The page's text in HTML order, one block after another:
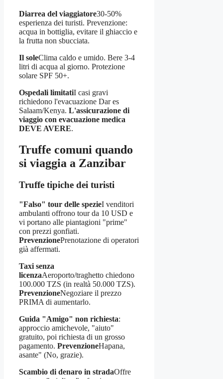
Diarrea del viaggiatore30-50%
esperienza dei turisti. Prevenzione:
acqua in bottiglia, evitare il ghiaccio e
la frutta non sbucciata.
Il soleClima caldo e umido. Bere 3-4
litri di acqua al giorno. Protezione
solare SPF 50+.
Ospedali limitatiI casi gravi
richiedono l'evacuazione Dar es
Salaam/Kenya. L'assicurazione di
viaggio con evacuazione medica
DEVE AVERE.
Truffe comuni quando
si viaggia a Zanzibar
Truffe tipiche dei turisti
"Falso" tour delle spezieI venditori
ambulanti offrono tour da 10 USD e
vi portano alle piantagioni "prime"
con prezzi gonfiati.
PrevenzionePrenotazione di operatori
già affermati.
Taxi senza
licenzaAeroporto/traghetto chiedono
100.000 TZS (in realtà 50.000 TZS).
PrevenzioneNegoziare il prezzo
PRIMA di aumentarlo.
Guida "Amigo" non richiesta:
approccio amichevole, "aiuto"
gratuito, poi richiesta di un grosso
pagamento. PrevenzioneHapana,
asante" (No, grazie).
Scambio di denaro in stradaOffre